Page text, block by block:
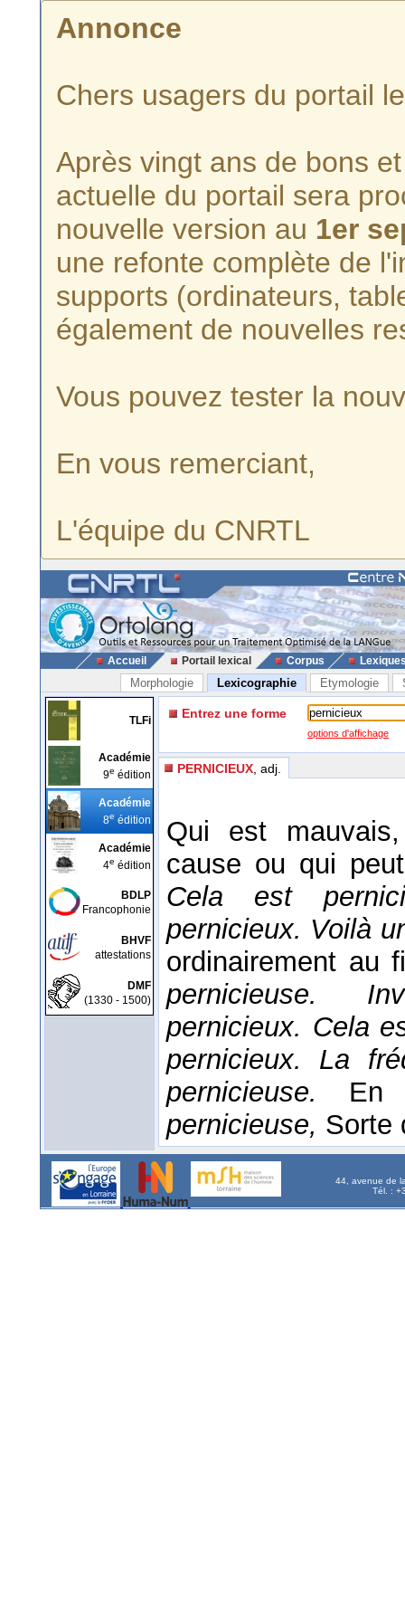
Annonce
Chers usagers du portail
Après vingt ans de bons
actuelle du portail sera
nouvelle version au 1er
une refonte complète de
supports (ordinateurs,
également de nouvelles
Vous pouvez tester la
En vous remerciant,
L'équipe du CNRTL
Accueil Portail lexical Corpus
Morphologie Lexicographie Etymologie
TLFi
Académie
9e édition
Académie
8e édition
Académie
4e édition
BDLP
Francophonie
BHVF
attestations
DMF
(1330 - 1500)
Entrez une forme
options d'affichage
PERNICIEUX , adj.
Qui est
cause ou qui
Cela est
pernicieux. Voilà
ordinairement au
pernicieuse.
pernicieux. Cela
pernicieux. La
pernicieuse.
pernicieuse, Sorte
44, avenue de
Tél. :